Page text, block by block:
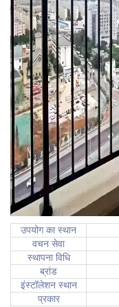
उपयोग का स्थान
वचन सेवा
स्थापना विधि
ब्रांड
इंस्टॉलेशन स्थान
प्रकार